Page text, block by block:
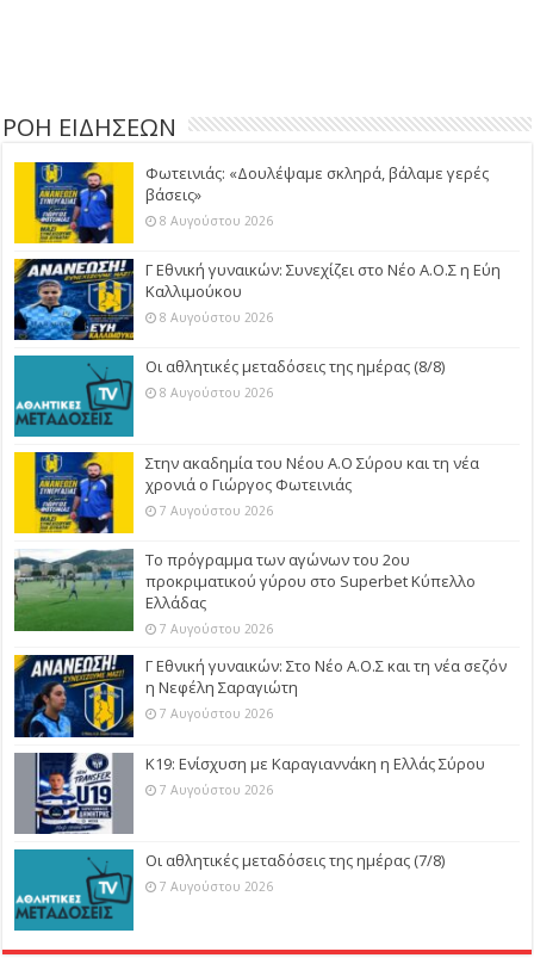
ΡΟΗ ΕΙΔΗΣΕΩΝ
Φωτεινιάς: «Δουλέψαμε σκληρά, βάλαμε γερές
βάσεις»
8 Αυγούστου 2026
Γ Εθνική γυναικών: Συνεχίζει στο Νέο Α.Ο.Σ η Εύη
Καλλιμούκου
8 Αυγούστου 2026
Οι αθλητικές μεταδόσεις της ημέρας (8/8)
8 Αυγούστου 2026
Στην ακαδημία του Νέου Α.Ο Σύρου και τη νέα
χρονιά ο Γιώργος Φωτεινιάς
7 Αυγούστου 2026
Το πρόγραμμα των αγώνων του 2ου
προκριματικού γύρου στο Superbet Κύπελλο
Ελλάδας
7 Αυγούστου 2026
Γ Εθνική γυναικών: Στο Νέο Α.Ο.Σ και τη νέα σεζόν
η Νεφέλη Σαραγιώτη
7 Αυγούστου 2026
Κ19: Ενίσχυση με Καραγιαννάκη η Ελλάς Σύρου
7 Αυγούστου 2026
Οι αθλητικές μεταδόσεις της ημέρας (7/8)
7 Αυγούστου 2026